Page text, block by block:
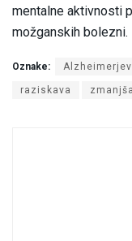
mentalne aktivnosti
možganskih bolezni.
Oznake:
raziskava